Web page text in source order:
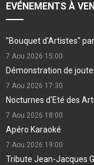
EVÉNEMENTS À
"Bouquet d'Artistes"
7 Aou 2026 15:00
Démonstration de
7 Aou 2026 17:30
Nocturnes d'Eté des
7 Aou 2026 18:00
Apéro Karaoké
7 Aou 2026 19:00
Tribute Jean-Jacques